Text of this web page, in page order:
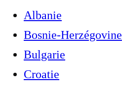
Albanie
Bosnie-Herzégovine
Bulgarie
Croatie